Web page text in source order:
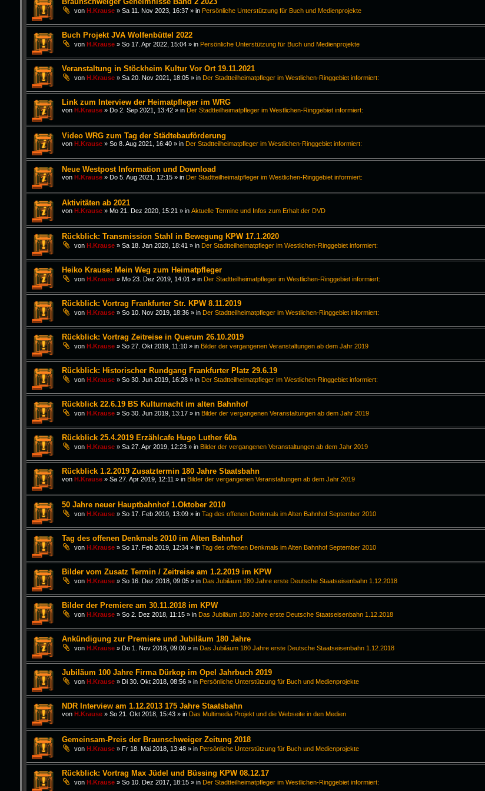
von H.Krause» Sa 11. Nov 2023, 16:37» in Persönliche Unterstützung für Buch und Medienprojekte
Buch Projekt JVA Wolfenbüttel 2022
von H.Krause» So 17. Apr 2022, 15:04» in Persönliche Unterstützung für Buch und Medienprojekte
Veranstaltung in Stöckheim Kultur Vor Ort 19.11.2021
von H.Krause» Sa 20. Nov 2021, 18:05» in Der Stadtteilheimatpfleger im Westlichen-Ringgebiet informiert:
Link zum Interview der Heimatpfleger im WRG
von H.Krause» Do 2. Sep 2021, 13:42» in Der Stadtteilheimatpfleger im Westlichen-Ringgebiet informiert:
Video WRG zum Tag der Städtebauförderung
von H.Krause» So 8. Aug 2021, 16:40» in Der Stadtteilheimatpfleger im Westlichen-Ringgebiet informiert:
Neue Westpost Information und Download
von H.Krause» Do 5. Aug 2021, 12:15» in Der Stadtteilheimatpfleger im Westlichen-Ringgebiet informiert:
Aktivitäten ab 2021
von H.Krause» Mo 21. Dez 2020, 15:21 » in Aktuelle Termine und Infos zum Erhalt der DVD
Rückblick: Transmission Stahl in Bewegung KPW 17.1.2020
von H.Krause» Sa 18. Jan 2020, 18:41 » in Der Stadtteilheimatpfleger im Westlichen-Ringgebiet informiert:
Heiko Krause: Mein Weg zum Heimatpfleger
von H.Krause» Mo 23. Dez 2019, 14:01 » in Der Stadtteilheimatpfleger im Westlichen-Ringgebiet informiert:
Rückblick: Vortrag Frankfurter Str. KPW 8.11.2019
von H.Krause» So 10. Nov 2019, 18:36» in Der Stadtteilheimatpfleger im Westlichen-Ringgebiet informiert:
Rückblick: Vortrag Zeitreise in Querum 26.10.2019
von H.Krause» So 27. Okt 2019, 11:10» in Bilder der vergangenen Veranstaltungen ab dem Jahr 2019
Rückblick: Historischer Rundgang Frankfurter Platz 29.6.19
von H.Krause» So 30. Jun 2019, 16:28» in Der Stadtteilheimatpfleger im Westlichen-Ringgebiet informiert:
Rückblick 22.6.19 BS Kulturnacht im alten Bahnhof
von H.Krause» So 30. Jun 2019, 13:17» in Bilder der vergangenen Veranstaltungen ab dem Jahr 2019
Rückblick 25.4.2019 Erzählcafe Hugo Luther 60a
von H.Krause» Sa 27. Apr 2019, 12:23» in Bilder der vergangenen Veranstaltungen ab dem Jahr 2019
Rückblick 1.2.2019 Zusatztermin 180 Jahre Staatsbahn
von H.Krause» Sa 27. Apr 2019, 12:11 » in Bilder der vergangenen Veranstaltungen ab dem Jahr 2019
50 Jahre neuer Hauptbahnhof 1.Oktober 2010
von H.Krause» So 17. Feb 2019, 13:09» in Tag des offenen Denkmals im Alten Bahnhof September 2010
Tag des offenen Denkmals 2010 im Alten Bahnhof
von H.Krause» So 17. Feb 2019, 12:34» in Tag des offenen Denkmals im Alten Bahnhof September 2010
Bilder vom Zusatz Termin / Zeitreise am 1.2.2019 im KPW
von H.Krause» So 16. Dez 2018, 09:05» in Das Jubiläum 180 Jahre erste Deutsche Staatseisenbahn 1.12.2018
Bilder der Premiere am 30.11.2018 im KPW
von H.Krause» So 2. Dez 2018, 11:15» in Das Jubiläum 180 Jahre erste Deutsche Staatseisenbahn 1.12.2018
Ankündigung zur Premiere und Jubiläum 180 Jahre
von H.Krause» Do 1. Nov 2018, 09:00» in Das Jubiläum 180 Jahre erste Deutsche Staatseisenbahn 1.12.2018
Jubiläum 100 Jahre Firma Dürkop im Opel Jahrbuch 2019
von H.Krause» Di 30. Okt 2018, 08:56» in Persönliche Unterstützung für Buch und Medienprojekte
NDR Interview am 1.12.2013 175 Jahre Staatsbahn
von H.Krause» So 21. Okt 2018, 15:43» in Das Multimedia Projekt und die Webseite in den Medien
Gemeinsam-Preis der Braunschweiger Zeitung 2018
von H.Krause» Fr 18. Mai 2018, 13:48» in Persönliche Unterstützung für Buch und Medienprojekte
Rückblick: Vortrag Max Jüdel und Büssing KPW 08.12.17
von H.Krause» So 10. Dez 2017, 18:15» in Der Stadtteilheimatpfleger im Westlichen-Ringgebiet informiert: